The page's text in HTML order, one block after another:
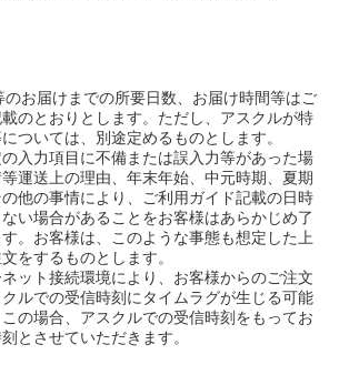
のお届けまでの所要日数、お届け時間等はご
のとおりとします。ただし、アスクルが特
ついては、別途定めるものとします。
入力項目に不備または誤入力等があった場
運送上の理由、年末年始、中元時期、夏期
他の事情により、ご利用ガイド記載の日時
い場合があることをお客様はあらかじめ了
。お客様は、このような事態も想定した上
をするものとします。
ット接続環境により、お客様からのご注文
ルでの受信時刻にタイムラグが生じる可能
の場合、アスクルでの受信時刻をもってお
とさせていただきます。